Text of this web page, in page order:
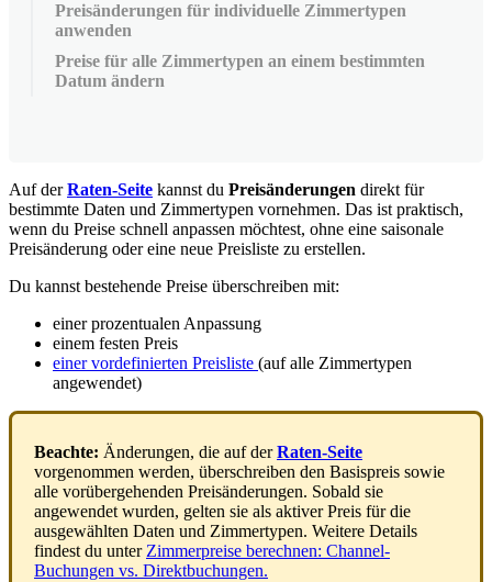
Preisänderungen für individuelle Zimmertypen
anwenden
Preise für alle Zimmertypen an einem bestimmten
Datum ändern
Auf der Raten-Seite kannst du Preisänderungen direkt für
bestimmte Daten und Zimmertypen vornehmen. Das ist praktisch,
wenn du Preise schnell anpassen möchtest, ohne eine saisonale
Preisänderung oder eine neue Preisliste zu erstellen.
Du kannst bestehende Preise überschreiben mit:
einer prozentualen Anpassung
einem festen Preis
einer vordefinierten Preisliste (auf alle Zimmertypen
angewendet)
Beachte: Änderungen, die auf der Raten-Seite
vorgenommen werden, überschreiben den Basispreis sowie
alle vorübergehenden Preisänderungen. Sobald sie
angewendet wurden, gelten sie als aktiver Preis für die
ausgewählten Daten und Zimmertypen. Weitere Details
findest du unter Zimmerpreise berechnen: Channel-
Buchungen vs. Direktbuchungen.